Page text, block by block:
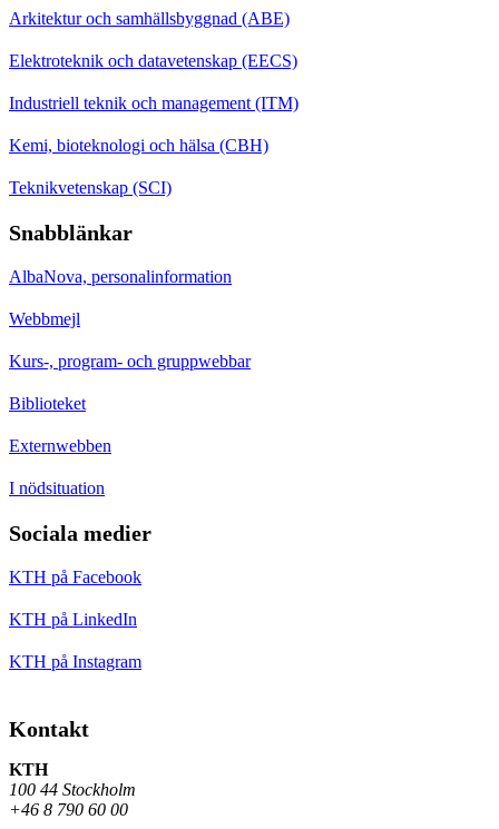
Arkitektur och samhällsbyggnad (ABE)
Elektroteknik och datavetenskap (EECS)
Industriell teknik och management (ITM)
Kemi, bioteknologi och hälsa (CBH)
Teknikvetenskap (SCI)
Snabblänkar
AlbaNova, personalinformation
Webbmejl
Kurs-, program- och gruppwebbar
Biblioteket
Externwebben
I nödsituation
Sociala medier
KTH på Facebook
KTH på LinkedIn
KTH på Instagram
Kontakt
KTH
100 44 Stockholm
+46 8 790 60 00